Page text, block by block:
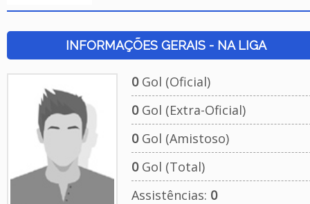
INFORMAÇÕES GERAIS - NA LIGA
0Gol (Oficial)
0Gol (Extra-Oficial)
0Gol (Amistoso)
0Gol (Total)
Assistências: 0